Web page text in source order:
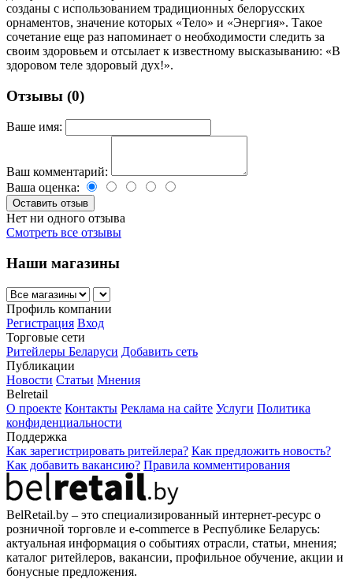
созданы с использованием традиционных белорусских
орнаментов, значение которых «Тело» и «Энергия». Такое
сочетание еще раз напоминает о необходимости следить за
своим здоровьем и отсылает к известному высказыванию: «В
здоровом теле здоровый дух!».
Отзывы (0)
Ваше имя:
Ваш комментарий:
Ваша оценка:
Нет ни одного отзыва
Смотреть все отзывы
Наши магазины
Профиль компании
Регистрация Вход
Торговые сети
Ритейлеры Беларуси Добавить сеть
Публикации
Новости Статьи Мнения
Belretail
О проекте Контакты Реклама на сайте Услуги Политика
конфиденциальности
Поддержка
Как зарегистрировать ритейлера? Как предложить новость?
Как добавить вакансию? Правила комментирования
BelRetail.by – это специализированный интернет-ресурс о
розничной торговле и e-commerce в Республике Беларусь:
актуальная информация о событиях отрасли, статьи, мнения;
каталог ритейлеров, вакансии, профильное обучение, акции и
бонусные предложения.